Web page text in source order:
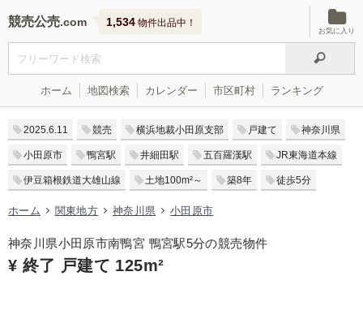
競売公売 1,534 物件出品中！
お気に入り
ホーム 地図検索 カレンダー 市区町村 ランキング
2025.6.11 競売 横浜地裁小田原支部 戸建て 神奈川県
小田原市 鴨宮駅 井細田駅 五百羅漢駅 JR東海道本線
伊豆箱根鉄道大雄山線 土地100m²～ 築8年 徒歩5分
ホーム 関東地方 神奈川県 小田原市
神奈川県小田原市南鴨宮 鴨宮駅5分の競売物件
¥ 終了 戸建て 125m²